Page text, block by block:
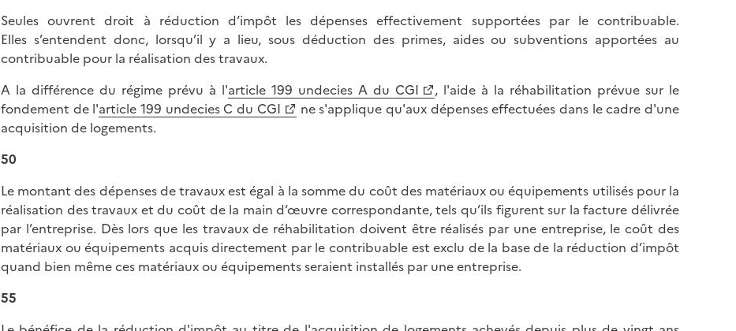
Seules ouvrent droit à réduction d’impôt les dépenses effectivement supportées par le contribuable.
Elles s’entendent donc, lorsqu’il y a lieu, sous déduction des primes, aides ou subventions apportées au
contribuable pour la réalisation des travaux.
A la différence du régime prévu à l'article 199 undecies A du CGI
, l'aide à la réhabilitation prévue sur le
fondement de l'article 199 undecies C du CGI
ne s'applique qu'aux dépenses effectuées dans le cadre d'une
acquisition de logements.
50
Le montant des dépenses de travaux est égal à la somme du coût des matériaux ou équipements utilisés pour la
réalisation des travaux et du coût de la main d’œuvre correspondante, tels qu’ils figurent sur la facture délivrée
par l’entreprise. Dès lors que les travaux de réhabilitation doivent être réalisés par une entreprise, le coût des
matériaux ou équipements acquis directement par le contribuable est exclu de la base de la réduction d’impôt
quand bien même ces matériaux ou équipements seraient installés par une entreprise.
55